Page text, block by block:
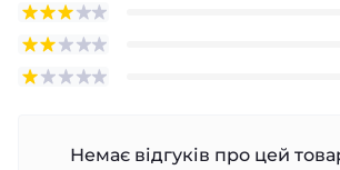
Немає відгуків про цей